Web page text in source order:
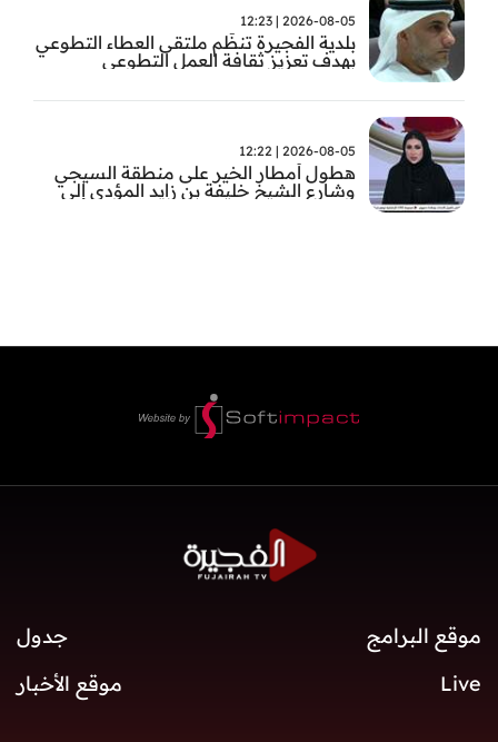
2026-08-05 | 12:23
بلدية الفجيرة تنظّم ملتقى العطاء التطوعي
بهدف تعزيز ثقافة العمل التطوعي
2026-08-05 | 12:22
هطول أمطار الخير على منطقة السيجي
وشارع الشيخ خليفة بن زايد المؤدي إلى
موقع البرامج
جدول
Live
موقع الأخبار